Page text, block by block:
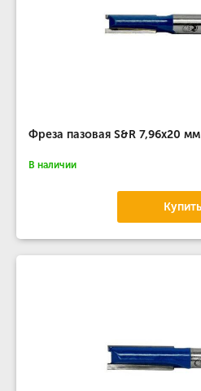
Фреза пазовая S&R 7,96х20
В наличии
Купить